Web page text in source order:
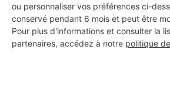
ou personnaliser vos préférences ci-
conservé pendant 6 mois et peut être
Pour plus d'informations et consulter la
partenaires, accédez à notre politique
DEMANDER UN